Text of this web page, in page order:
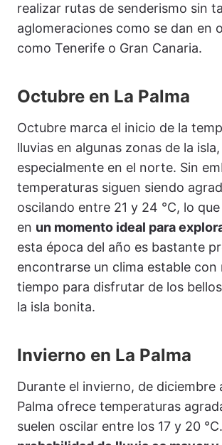
realizar rutas de senderismo sin
aglomeraciones como se dan en
como Tenerife o Gran Canaria.
Octubre en La Palma
Octubre marca el inicio de la
lluvias en algunas zonas de la isla,
especialmente en el norte. Sin
temperaturas siguen siendo
oscilando entre 21 y 24 °C, lo
en un momento ideal para
esta época del año es bastante
encontrarse un clima estable con
tiempo para disfrutar de los
la isla bonita.
Invierno en La Palma
Durante el invierno, de diciembre
Palma ofrece temperaturas
suelen oscilar entre los 17 y 20 °C.